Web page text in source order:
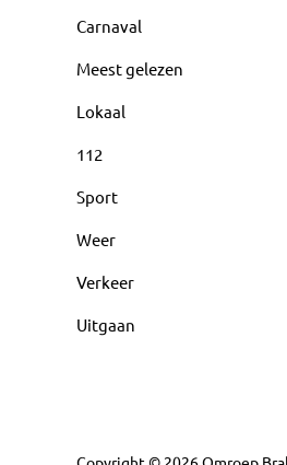
Carnaval
Meest gelezen
Lokaal
112
Sport
Weer
Verkeer
Uitgaan